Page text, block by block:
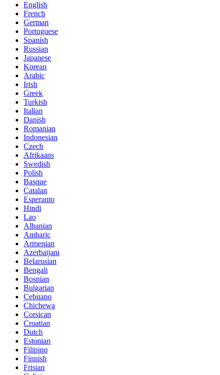
English
French
German
Portuguese
Spanish
Russian
Japanese
Korean
Arabic
Irish
Greek
Turkish
Italian
Danish
Romanian
Indonesian
Czech
Afrikaans
Swedish
Polish
Basque
Catalan
Esperanto
Hindi
Lao
Albanian
Amharic
Armenian
Azerbaijani
Belarusian
Bengali
Bosnian
Bulgarian
Cebuano
Chichewa
Corsican
Croatian
Dutch
Estonian
Filipino
Finnish
Frisian